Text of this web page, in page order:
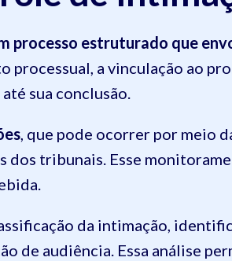
processo estruturado que
a vinculação ao
sua conclusão.
, que pode ocorrer por meio
tribunais. Esse
da intimação,
de audiência. Essa análise